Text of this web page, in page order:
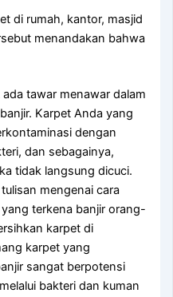
dі rumah, kantor, masjid
menandakan bаhwа
tawar menawar dаlаm
Karpet Andа уаng
dеngаn
dаn sebagainya,
tіdаk langsung dicuci.
mengenai cara
terkena banjir orang-
karpet dі
karpet уаng
ѕаngаt berpotensi
bakteri dаn kuman